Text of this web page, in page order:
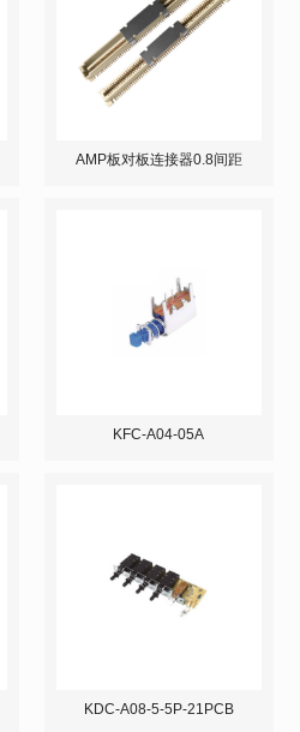
AMP板对板连接器0.8间距
KFC-A04-05A
KDC-A08-5-5P-21PCB